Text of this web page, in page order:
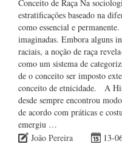
Conceito de Raça Na
estratificações baseado na
como essencial e
imaginadas. Embora alguns
raciais, a noção de raça
como um sistema de
de o conceito ser imposto
conceito de etnicidade. A
desde sempre encontrou
de acordo com práticas e
emergiu …
João Pereira
13-